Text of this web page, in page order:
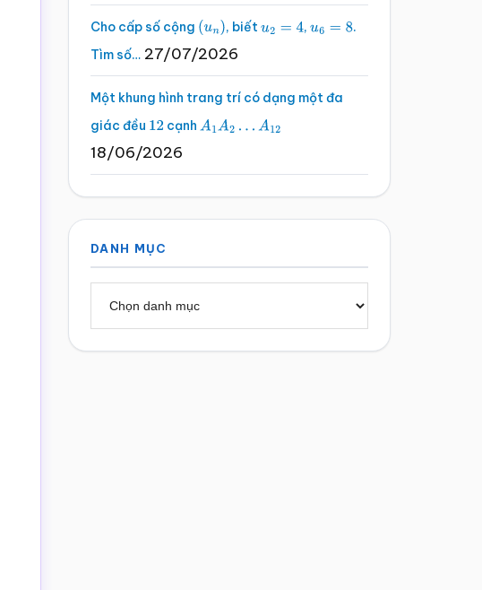
Cho cấp số cộng (un), biếtu2 =4 , u6 =8
.
Tìm số… 27/07/2026
Một khung hình trang trí có dạng một đa
giác đều 12 cạnh A1A2…A 12
18/06/2026
DANH MỤC